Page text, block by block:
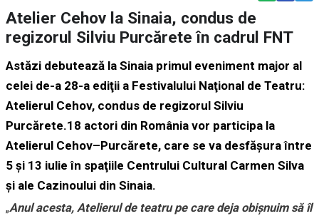
Atelier Cehov la Sinaia, condus de
regizorul Silviu Purcărete în cadrul FNT
Astăzi debutează la Sinaia primul eveniment major al
celei de-a 28-a ediţii a Festivalului Naţional de Teatru:
Atelierul Cehov, condus de regizorul Silviu
Purcărete.18 actori din România vor participa la
Atelierul Cehov–Purcărete, care se va desfăşura între
5 şi 13 iulie în spaţiile Centrului Cultural Carmen Silva
şi ale Cazinoului din Sinaia.
„Anul acesta, Atelierul de teatru pe care deja obişnuim să îl